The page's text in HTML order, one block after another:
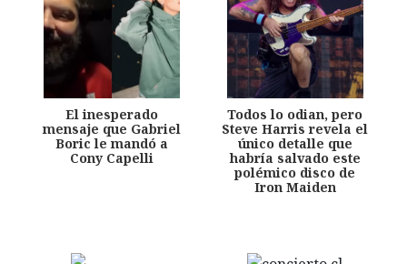
El inesperado
mensaje que Gabriel
Boric le mandó a
Cony Capelli
Todos lo odian, pero
Steve Harris revela el
único detalle que
habría salvado este
polémico disco de
Iron Maiden